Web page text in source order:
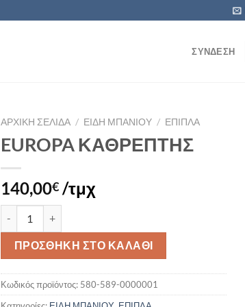
ΣΎΝΔΕΣΗ
ΑΡΧΙΚΉ ΣΕΛΊΔΑ / ΕΙΔΗ ΜΠΑΝΙΟΥ / ΕΠΙΠΛΑ
EUROPA ΚΑΘΡΕΠΤΗΣ
140,00€ /τμχ
ΠΡΟΣΘΉΚΗ ΣΤΟ ΚΑΛΆΘΙ
Κωδικός προϊόντος: 580-589-0000001